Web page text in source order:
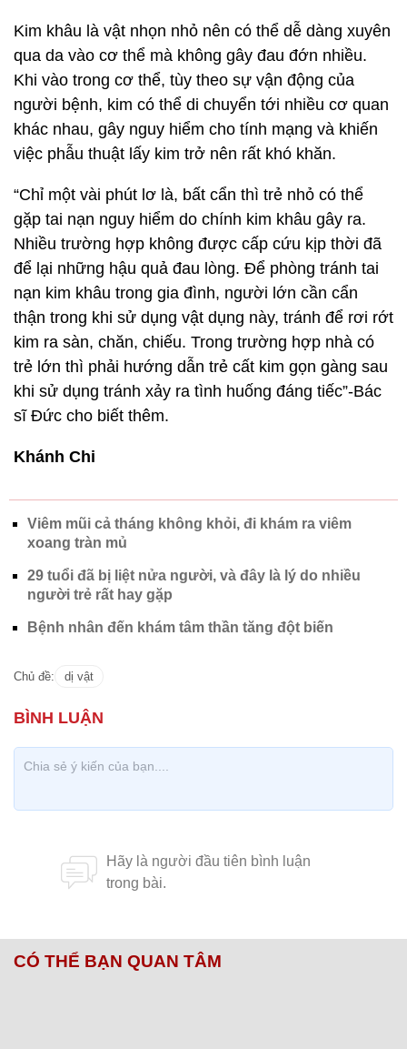
Kim khâu là vật nhọn nhỏ nên có thể dễ dàng xuyên
qua da vào cơ thể mà không gây đau đớn nhiều.
Khi vào trong cơ thể, tùy theo sự vận động của
người bệnh, kim có thể di chuyển tới nhiều cơ quan
khác nhau, gây nguy hiểm cho tính mạng và khiến
việc phẫu thuật lấy kim trở nên rất khó khăn.
“Chỉ một vài phút lơ là, bất cẩn thì trẻ nhỏ có thể
gặp tai nạn nguy hiểm do chính kim khâu gây ra.
Nhiều trường hợp không được cấp cứu kịp thời đã
để lại những hậu quả đau lòng. Để phòng tránh tai
nạn kim khâu trong gia đình, người lớn cần cẩn
thận trong khi sử dụng vật dụng này, tránh để rơi rớt
kim ra sàn, chăn, chiếu. Trong trường hợp nhà có
trẻ lớn thì phải hướng dẫn trẻ cất kim gọn gàng sau
khi sử dụng tránh xảy ra tình huống đáng tiếc”-Bác
sĩ Đức cho biết thêm.
Khánh Chi
Viêm mũi cả tháng không khỏi, đi khám ra viêm
xoang tràn mủ
29 tuổi đã bị liệt nửa người, và đây là lý do nhiều
người trẻ rất hay gặp
Bệnh nhân đến khám tâm thần tăng đột biến
Chủ đề: dị vật
CÓ THỂ BẠN QUAN TÂM